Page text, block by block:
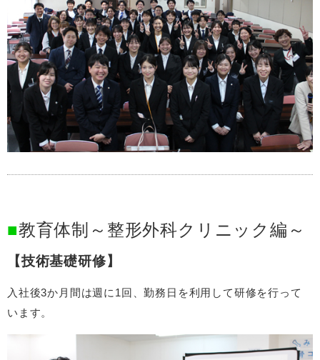
教育体制～整形外科クリニック編～
技術基礎研修
入社後3か月間は週に1回、勤務日を利用して研修を行って
います。